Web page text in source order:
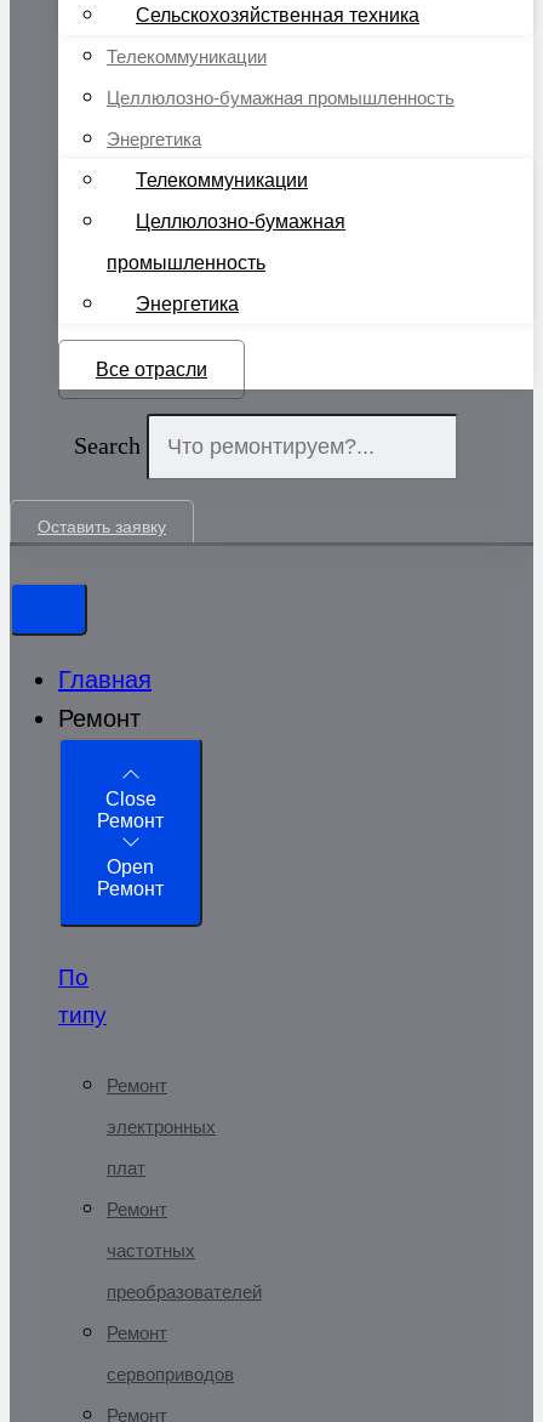
Сельскохозяйственная техника
Телекоммуникации
Целлюлозно-бумажная промышленность
Энергетика
Телекоммуникации
Целлюлозно-бумажная
промышленность
Энергетика
Все отрасли
Search
Оставить заявку
Главная
Ремонт
Close
Ремонт
Open
Ремонт
По
типу
Ремонт
электронных
плат
Ремонт
частотных
преобразователей
Ремонт
сервоприводов
Ремонт